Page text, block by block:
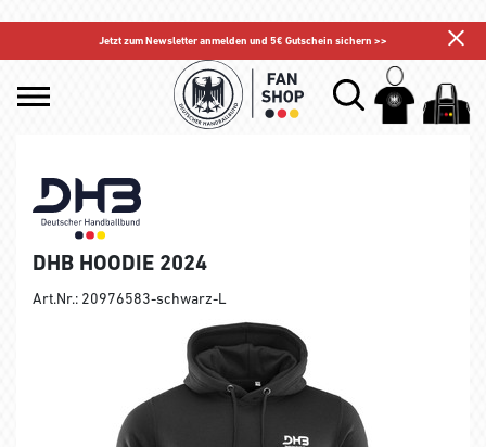
Jetzt zum Newsletter anmelden und 5€ Gutschein sichern >>
DHB HOODIE 2024
Art.Nr.: 20976583-schwarz-L